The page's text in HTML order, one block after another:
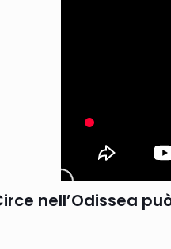
nell’Odissea